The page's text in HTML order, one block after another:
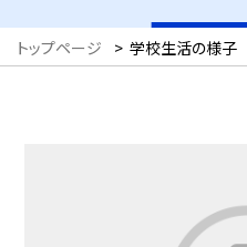
トップページ > 学校生活の様子